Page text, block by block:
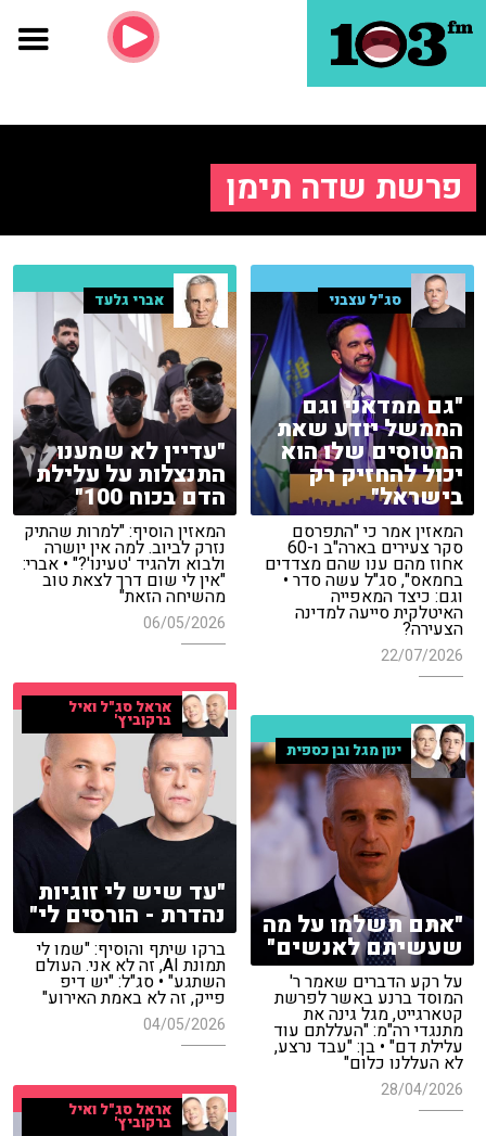
פרשת שדה תימן
סג"ל עצבני
"גם ממדאני וגם
הממשל יודע שאת
המטוסים שלו הוא
יכול להחזיק רק
בישראל"
המאזין אמר כי "התפרסם
סקר צעירים בארה"ב ו-60
אחוז מהם ענו שהם מצדדים
בחמאס", סג"ל עשה סדר •
וגם: כיצד המאפייה
האיטלקית סייעה למדינה
הצעירה?
22/07/2026
אברי גלעד
"עדיין לא שמענו
התנצלות על עלילת
הדם בכוח 100"
המאזין הוסיף: "למרות שהתיק
נזרק לביוב. למה אין יושרה
ולבוא ולהגיד 'טעינו'?" • אברי:
"אין לי שום דרך לצאת טוב
מהשיחה הזאת"
06/05/2026
אראל סג"ל ואיל
ברקוביץ'
"עד שיש לי זוגיות
נהדרת - הורסים לי"
ברקו שיתף והוסיף: "שמו לי
תמונת AI, זה לא אני. העולם
השתגע" • סג"ל: "יש דיפ
פייק, זה לא באמת האירוע"
04/05/2026
ינון מגל ובן כספית
"אתם תשלמו על מה
שעשיתם לאנשים"
על רקע הדברים שאמר ר'
המוסד ברנע באשר לפרשת
קטארגייט, מגל גינה את
מתנגדי רה"מ: "העללתם עוד
עלילת דם" • בן: "עבד נרצע,
לא העללנו כלום"
28/04/2026
אראל סג"ל ואיל
ברקוביץ'